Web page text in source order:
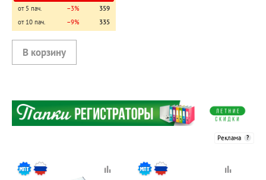
от 5 пач.
−3%
359
от 10 пач.
−9% 335
Реклама